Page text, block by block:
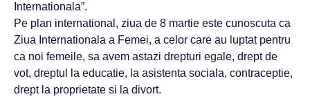
Internationala”.
Pe plan international, ziua de 8 martie este cunoscuta ca
Ziua Internationala a Femei, a celor care au luptat pentru
ca noi femeile, sa avem astazi drepturi egale, drept de
vot, dreptul la educatie, la asistenta sociala, contraceptie,
drept la proprietate si la divort.